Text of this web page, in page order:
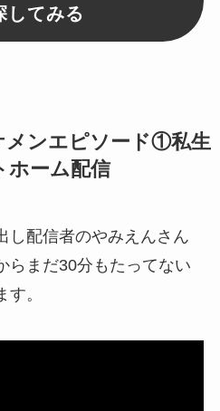
してみる
メンエピソード①私生
ホーム配信
し配信者のやみえんさん
らまだ30分もたってない
。